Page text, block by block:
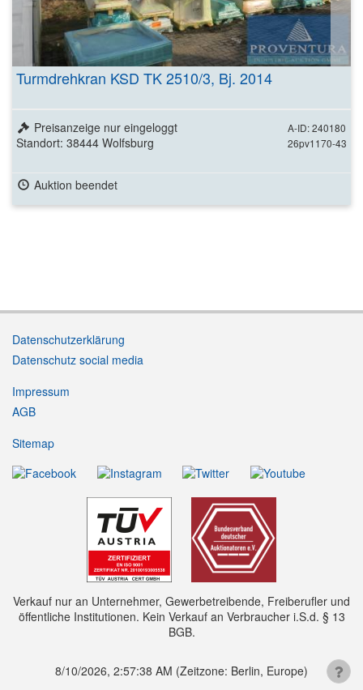
Turmdrehkran KSD TK 2510/3, Bj. 2014
A-ID: 240180
26pv1170-43
Preisanzeige nur eingeloggt
Standort: 38444 Wolfsburg
Auktion beendet
Datenschutzerklärung
Datenschutz social media
Impressum
AGB
Sitemap
Verkauf nur an Unternehmer, Gewerbetreibende, Freiberufler und
öffentliche Institutionen. Kein Verkauf an Verbraucher i.S.d. § 13
BGB.
8/10/2026, 2:57:38 AM (Zeitzone: Berlin, Europe)